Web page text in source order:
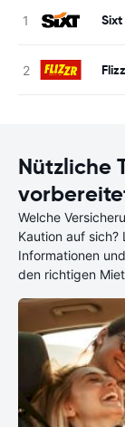
Sixt
Nützliche
Welche
Kaution auf sich?
Informationen
den richtigen